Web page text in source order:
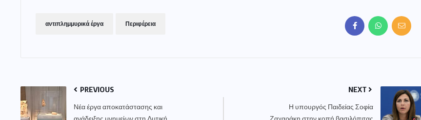
αντιπλημμυρικά έργα Περιφέρεια
PREVIOUS
Νέα έργα αποκατάστασης και
ανάδειξης μνημείων στη Δυτική
NEXT
Η υπουργός Παιδείας Σοφία
Ζαχαράκη στην κοπή βασιλόπιτας